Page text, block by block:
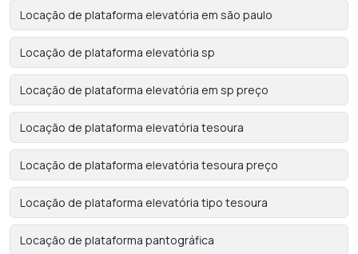
Locação de plataforma elevatória em são paulo
Locação de plataforma elevatória sp
Locação de plataforma elevatória em sp preço
Locação de plataforma elevatória tesoura
Locação de plataforma elevatória tesoura preço
Locação de plataforma elevatória tipo tesoura
Locação de plataforma pantográfica